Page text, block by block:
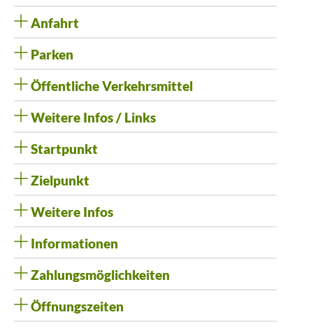
Anfahrt
Parken
Öffentliche Verkehrsmittel
Weitere Infos / Links
Startpunkt
Zielpunkt
Weitere Infos
Informationen
Zahlungsmöglichkeiten
Öffnungszeiten